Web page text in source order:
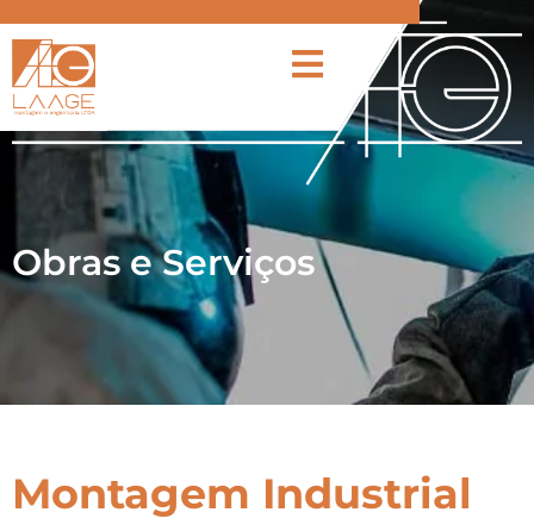
Obras e Serviços
Montagem Industrial